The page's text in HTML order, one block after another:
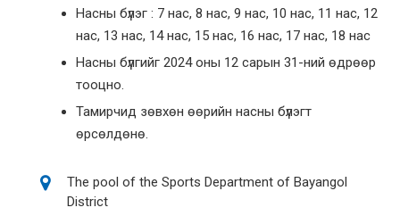
Насны бүлэг : 7 нас, 8 нас, 9 нас, 10 нас, 11 нас, 12
нас, 13 нас, 14 нас, 15 нас, 16 нас, 17 нас, 18 нас
Насны бүлгийг 2024 оны 12 сарын 31-ний өдрөөр
тооцно.
Тамирчид зөвхөн өөрийн насны бүлэгт
өрсөлдөнө.
The pool of the Sports Department of Bayangol
District